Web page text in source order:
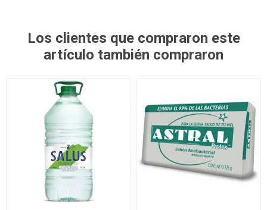
Los clientes que compraron este
artículo también compraron